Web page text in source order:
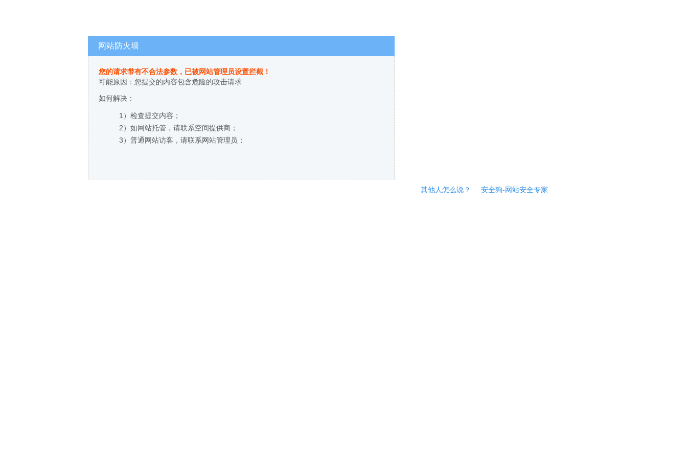
网站防火墙
您的请求带有不合法参数，已被网站管理员设置拦截！
可能原因：您提交的内容包含危险的攻击请求
如何解决：
1）检查提交内容；
2）如网站托管，请联系空间提供商；
3）普通网站访客，请联系网站管理员；
其他人怎么说？ 安全狗-网站安全专家